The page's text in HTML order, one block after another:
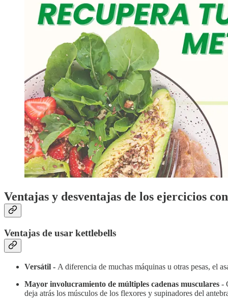
Ventajas y desventajas de los ejercicios
Ventajas de usar kettlebells
Versátil - A diferencia de muchas máquinas u otras pesas, el
Mayor involucramiento de múltiples cadenas musculares -
deja atrás los músculos de los flexores y supinadores del